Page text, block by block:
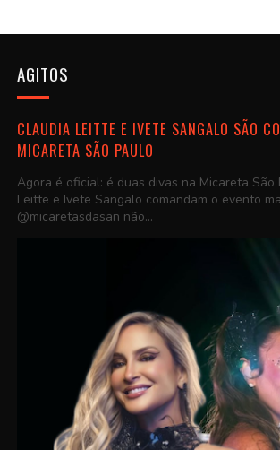
AGITOS
CLAUDIA LEITTE E IVETE SANGALO SÃO
MICARETA SÃO PAULO
Agora é oficial: é duas divas na Micareta São
Leitte e Ivete Sangalo comandam o evento
@micaretasdasan não...